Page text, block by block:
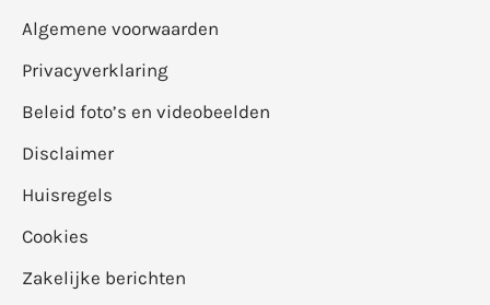
Algemene voorwaarden
Privacyverklaring
Beleid foto’s en videobeelden
Disclaimer
Huisregels
Cookies
Zakelijke berichten